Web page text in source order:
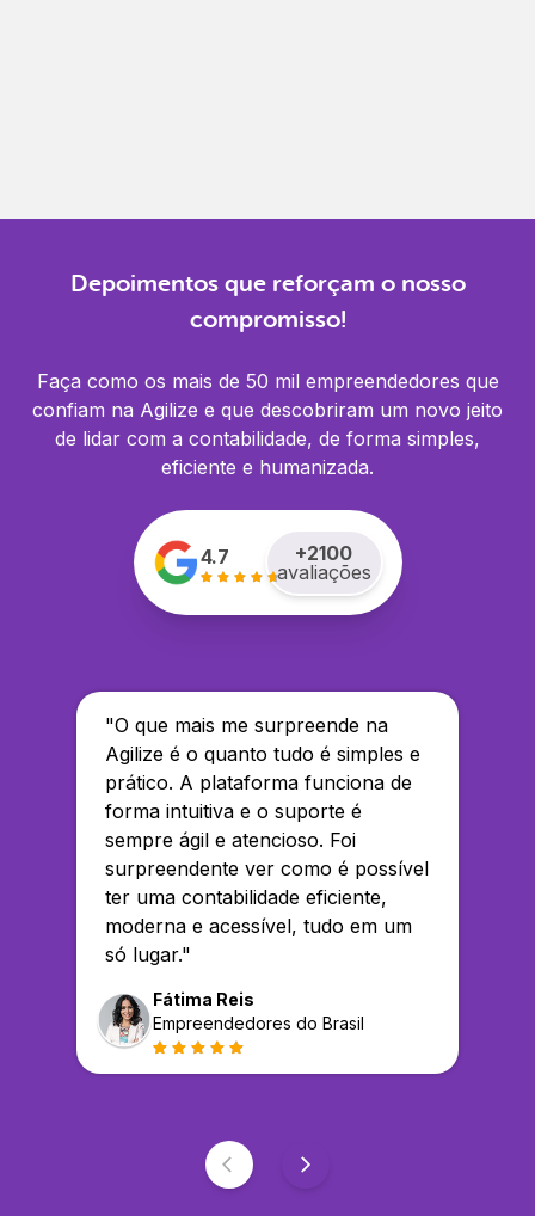
Depoimentos que reforçam o nosso
compromisso!
Faça como os mais de 50 mil empreendedores que
confiam na Agilize e que descobriram um novo jeito
de lidar com a contabilidade, de forma simples,
eficiente e humanizada.
4.7 +2100
avaliações
"O que mais me surpreende na
Agilize é o quanto tudo é simples e
prático. A plataforma funciona de
forma intuitiva e o suporte é
sempre ágil e atencioso. Foi
surpreendente ver como é possível
ter uma contabilidade eficiente,
moderna e acessível, tudo em um
só lugar."
Fátima Reis
Empreendedores do Brasil